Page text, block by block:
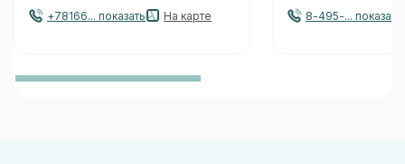
+78166... показать
На карте
8-495-... показать